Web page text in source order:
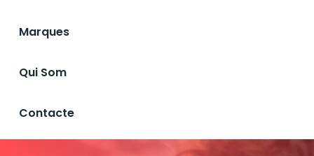
Marques
Qui Som
Contacte